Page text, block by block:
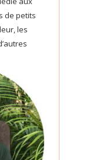
de petits
les